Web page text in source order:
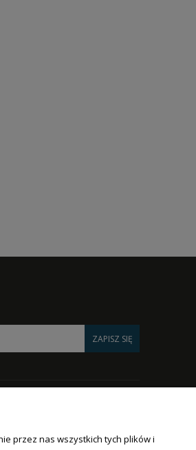
ZAPISZ SIĘ
przez nas wszystkich tych plików i